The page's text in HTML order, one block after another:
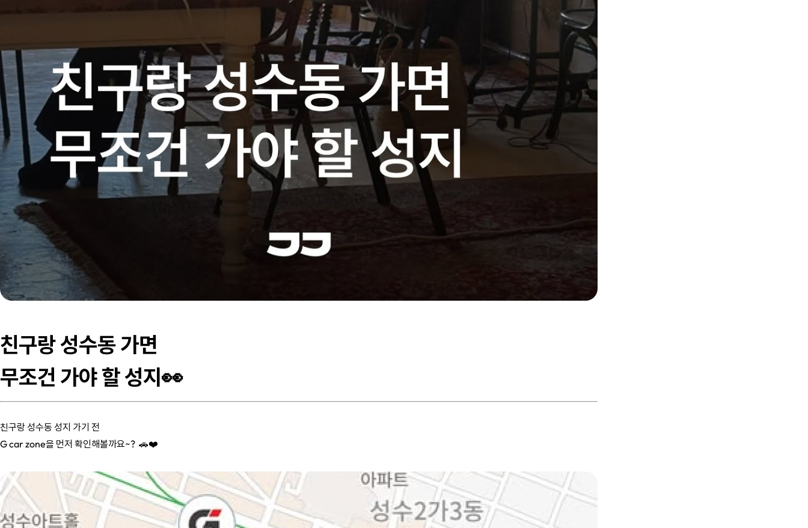
친구랑 성수동 가면
무조건 가야 할 성지👀
친구랑 성수동 성지 가기 전
G car zone을 먼저 확인해볼까요~? 🚗❤️